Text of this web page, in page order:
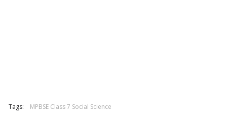
Tags: MPBSE Class 7 Social Science